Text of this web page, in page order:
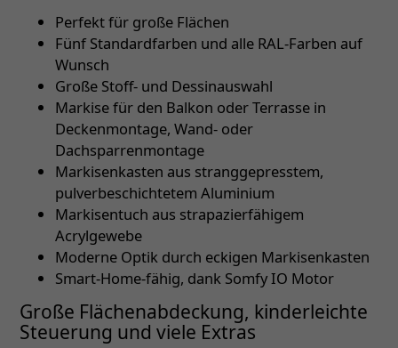
Perfekt für große Flächen
Fünf Standardfarben und alle RAL-Farben auf
Wunsch
Große Stoff- und Dessinauswahl
Markise für den Balkon oder Terrasse in
Deckenmontage, Wand- oder
Dachsparrenmontage
Markisenkasten aus stranggepresstem,
pulverbeschichtetem Aluminium
Markisentuch aus strapazierfähigem
Acrylgewebe
Moderne Optik durch eckigen Markisenkasten
Smart-Home-fähig, dank Somfy IO Motor
Große Flächenabdeckung, kinderleichte
Steuerung und viele Extras